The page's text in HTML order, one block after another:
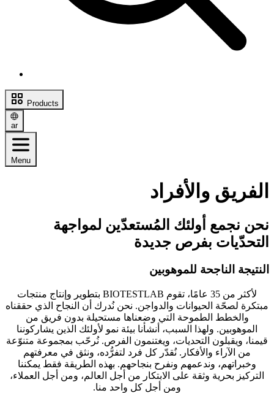
Products
ar
Menu
الفريق والأفراد
نحن نجمع أولئك المُستعدّين لمواجهة
التحدّيات بفرص جديدة
النتيجة الناجحة للموهوبين
لأكثر من 35 عامًا، تقوم BIOTESTLAB بتطوير وإنتاج منتجات
مبتكرة لصحّة الحيوانات والدواجن. نحن نُدرك أن النجاح الذي حققناه
والخطط الطموحة التي وضعناها مستحيلة بدون فريق من
الموهوبين. ولهذا السبب، أنشأنا بيئة نمو لأولئك الذين يشاركوننا
قيمنا، ويقبلون التحديات، ويغتنمون الفرص. نُرحّب بمجموعة متنوّعة
من الآراء والأفكار. نُقدّر كل فرد لتفرُّده، ونثق في معرفتهم
وخبراتهم، وندعمهم ونفرح بنجاحهم. بهذه الطريقة فقط يمكننا
التركيز بحرية وثقة على الابتكار من أجل العالم، ومن أجل العملاء،
ومن أجل كل واحد منا.